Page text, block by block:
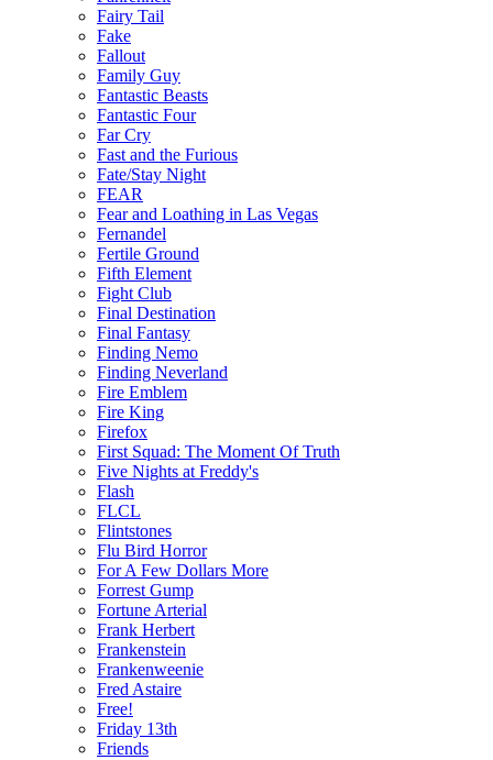
Fairy Tail
Fake
Fallout
Family Guy
Fantastic Beasts
Fantastic Four
Far Cry
Fast and the Furious
Fate/Stay Night
FEAR
Fear and Loathing in Las Vegas
Fernandel
Fertile Ground
Fifth Element
Fight Club
Final Destination
Final Fantasy
Finding Nemo
Finding Neverland
Fire Emblem
Fire King
Firefox
First Squad: The Moment Of Truth
Five Nights at Freddy's
Flash
FLCL
Flintstones
Flu Bird Horror
For A Few Dollars More
Forrest Gump
Fortune Arterial
Frank Herbert
Frankenstein
Frankenweenie
Fred Astaire
Free!
Friday 13th
Friends